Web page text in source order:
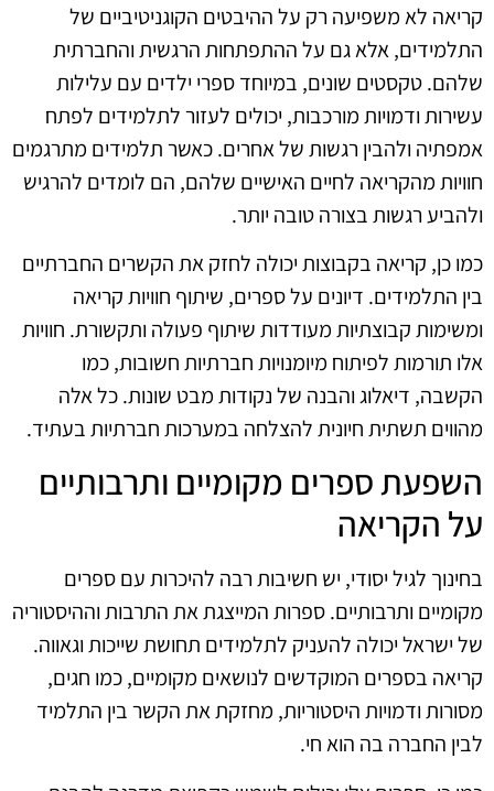
קריאה לא משפיעה רק על ההיבטים הקוגניטיביים של
התלמידים, אלא גם על ההתפתחות הרגשית והחברתית
שלהם. טקסטים שונים, במיוחד ספרי ילדים עם עלילות
עשירות ודמויות מורכבות, יכולים לעזור לתלמידים לפתח
אמפתיה ולהבין רגשות של אחרים. כאשר תלמידים מתרגמים
חוויות מהקריאה לחיים האישיים שלהם, הם לומדים להרגיש
ולהביע רגשות בצורה טובה יותר.
כמו כן, קריאה בקבוצות יכולה לחזק את הקשרים החברתיים
בין התלמידים. דיונים על ספרים, שיתוף חוויות קריאה
ומשימות קבוצתיות מעודדות שיתוף פעולה ותקשורת. חוויות
אלו תורמות לפיתוח מיומנויות חברתיות חשובות, כמו
הקשבה, דיאלוג והבנה של נקודות מבט שונות. כל אלה
מהווים תשתית חיונית להצלחה במערכות חברתיות בעתיד.
השפעת ספרים מקומיים ותרבותיים
על הקריאה
בחינוך לגיל יסודי, יש חשיבות רבה להיכרות עם ספרים
מקומיים ותרבותיים. ספרות המייצגת את התרבות וההיסטוריה
של ישראל יכולה להעניק לתלמידים תחושת שייכות וגאווה.
קריאה בספרים המוקדשים לנושאים מקומיים, כמו חגים,
מסורות ודמויות היסטוריות, מחזקת את הקשר בין התלמיד
לבין החברה בה הוא חי.